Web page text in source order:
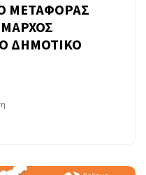
ΜΕΤΑΦΟΡΑΣ
ΔΗΜΟΤΙΚΟ